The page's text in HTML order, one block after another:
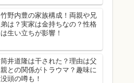
竹野内豊の家族構成！両親や兄
弟は？実家は金持ちなの？性格
は生い立ちが影響！
筒井道隆は干された？理由は父
親との関係がトラウマ？趣味に
没頭の噂も！